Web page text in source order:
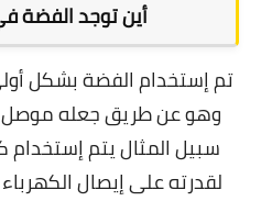
أين توجد الفضة
تم إستخدام الفضة بشكل
وهو عن طريق جعله موصل
سبيل المثال يتم
لقدرته على إيصال